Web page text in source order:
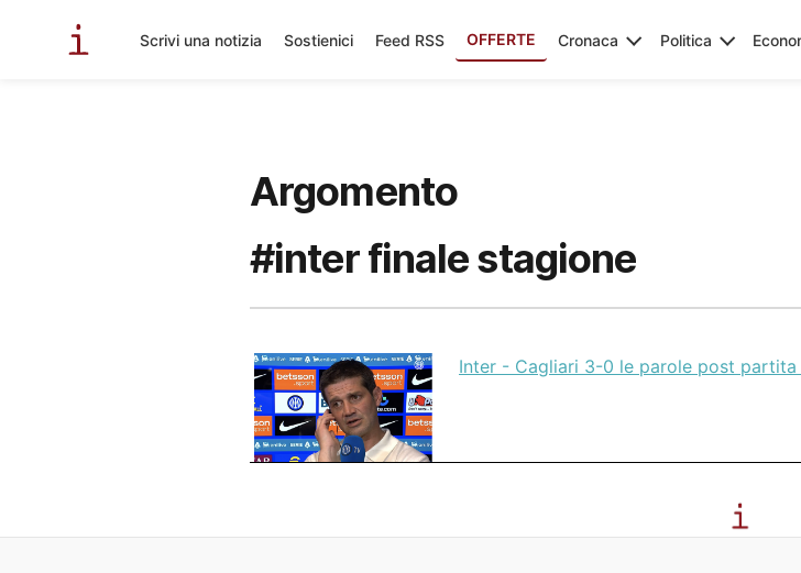
Scrivi una notizia Sostienici Feed RSS OFFERTE Cronaca Politica
Argomento
#inter finale stagione
Inter - Cagliari 3-0 le parole post